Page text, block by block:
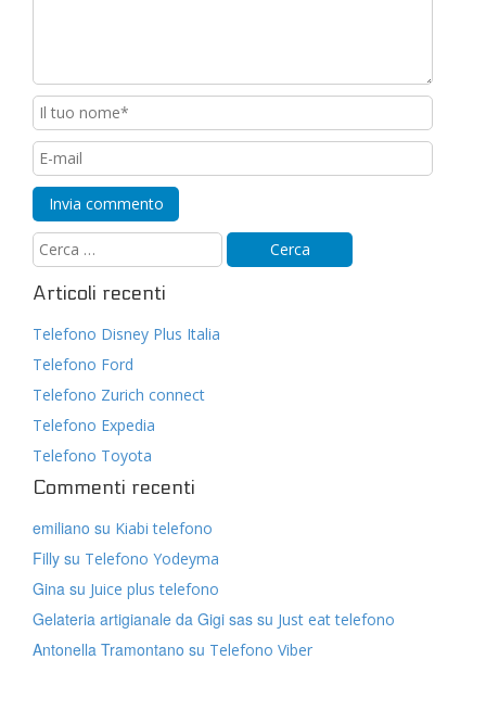
Articoli recenti
Telefono Disney Plus Italia
Telefono Ford
Telefono Zurich connect
Telefono Expedia
Telefono Toyota
Commenti recenti
emiliano su Kiabi telefono
Filly su Telefono Yodeyma
Gina su Juice plus telefono
Gelateria artigianale da Gigi sas su Just eat telefono
Antonella Tramontano su Telefono Viber